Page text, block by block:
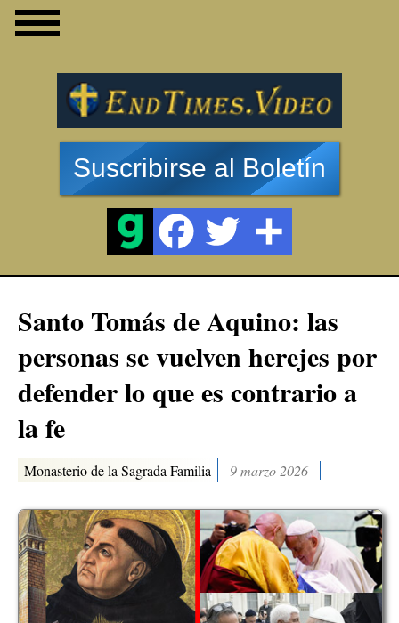
Suscribirse al Boletín
Santo Tomás de Aquino: las
personas se vuelven herejes por
defender lo que es contrario a
la fe
Monasterio de la Sagrada Familia 9 marzo 2026